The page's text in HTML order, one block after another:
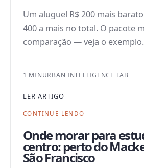
Um aluguel R$ 200 mais
400 a mais no total. O pacote
comparação — veja o exemplo.
1 MINURBAN INTELLIGENCE LAB
LER ARTIGO
CONTINUE LENDO
Onde morar para
centro: perto do
São Francisco